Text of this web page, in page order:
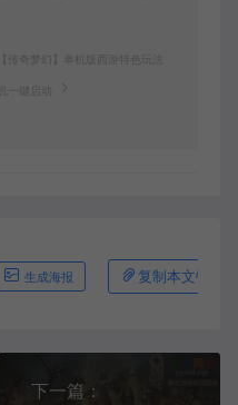
传奇梦幻】单机版西游特色玩法
一键启动
生成海报 复制本文链接
下一篇：